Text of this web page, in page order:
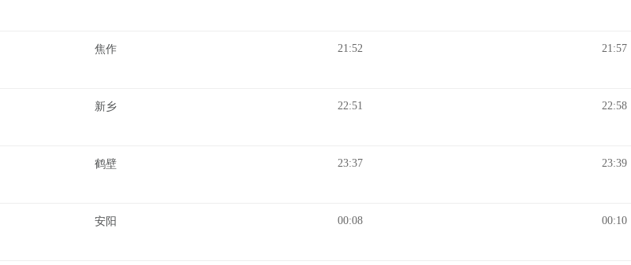
焦作 21:52 21:57
新乡 22:51 22:58
鹤壁 23:37 23:39
安阳 00:08 00:10